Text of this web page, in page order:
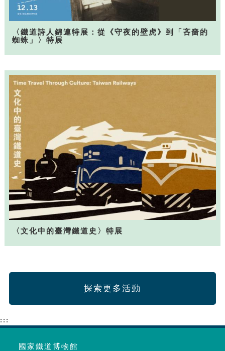
〈鐵道詩人錦連特展：從《守夜的壁虎》到「吝嗇的
蜘蛛」〉特展
〈文化中的臺灣鐵道史〉特展
探索更多活動
:::
國家鐵道博物館